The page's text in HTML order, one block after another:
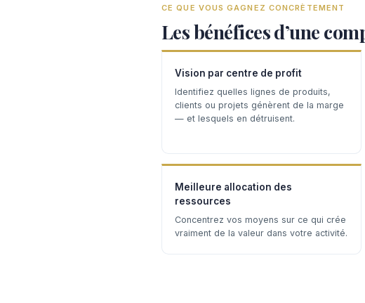
CE QUE VOUS GAGNEZ CONCRÈTEMENT
Les bénéfices d’une
Vision par centre de profit
Identifiez quelles lignes de produits,
clients ou projets génèrent de la marge
— et lesquels en détruisent.
Meilleure allocation des
ressources
Concentrez vos moyens sur ce qui crée
vraiment de la valeur dans votre activité.